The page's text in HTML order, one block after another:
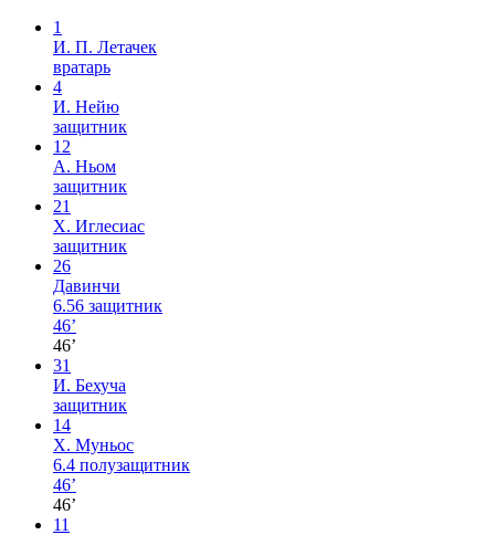
1
И. П. Летачек
вратарь
4
И. Нейю
защитник
12
А. Ньом
защитник
21
Х. Иглесиас
защитник
26
Давинчи
6.56 защитник
46’
46’
31
И. Бехуча
защитник
14
Х. Муньос
6.4 полузащитник
46’
46’
11